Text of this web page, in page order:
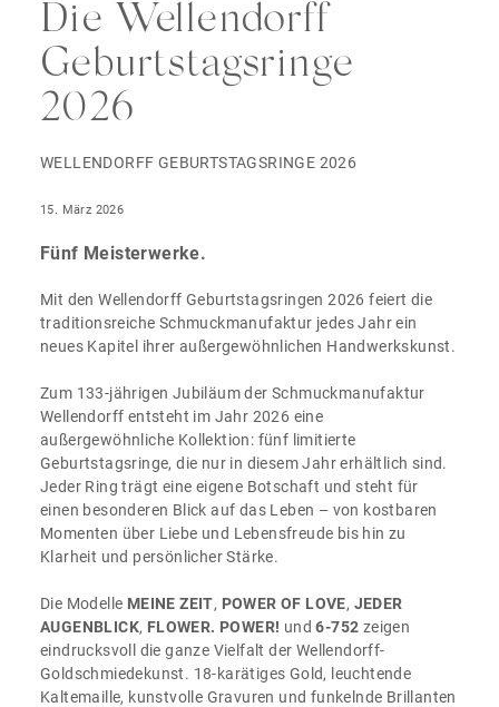
Die Wellendorff
Geburtstagsringe
2026
WELLENDORFF GEBURTSTAGSRINGE 2026
15. März 2026
Fünf Meisterwerke.
Mit den Wellendorff Geburtstagsringen 2026 feiert die
traditionsreiche Schmuckmanufaktur jedes Jahr ein
neues Kapitel ihrer außergewöhnlichen Handwerkskunst.
Zum 133-jährigen Jubiläum der Schmuckmanufaktur
Wellendorff entsteht im Jahr 2026 eine
außergewöhnliche Kollektion: fünf limitierte
Geburtstagsringe, die nur in diesem Jahr erhältlich sind.
Jeder Ring trägt eine eigene Botschaft und steht für
einen besonderen Blick auf das Leben – von kostbaren
Momenten über Liebe und Lebensfreude bis hin zu
Klarheit und persönlicher Stärke.
Die Modelle MEINE ZEIT, POWER OF LOVE, JEDER
AUGENBLICK, FLOWER. POWER! und6-752 zeigen
eindrucksvoll die ganze Vielfalt der Wellendorff-
Goldschmiedekunst. 18-karätiges Gold, leuchtende
Kaltemaille, kunstvolle Gravuren und funkelnde Brillanten